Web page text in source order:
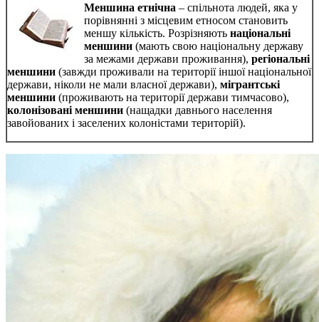
Меншина етнічна – спільнота людей, яка у
порівнянні з місцевим етносом становить
меншу кількість. Розрізняють національні
меншини (мають свою національну державу
за межами держави проживання), регіональні
меншини (завжди проживали на території іншої національної
держави, ніколи не мали власної держави), мігрантські
меншини (проживають на території держави тимчасово),
колонізовані меншини (нащадки давнього населення
завойованих і заселених колоністами територій).